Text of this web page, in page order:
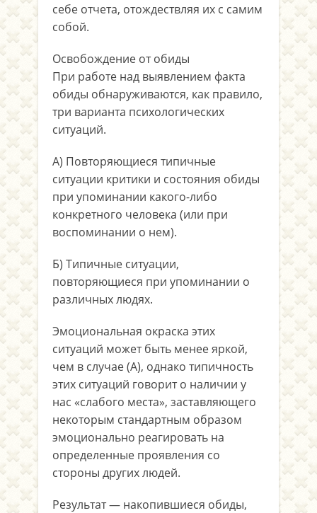
себе отчета, отождествляя их с самим
собой.
Освобождение от обиды
При работе над выявлением факта
обиды обнаруживаются, как правило,
три варианта психологических
ситуаций.
A) Повторяющиеся типичные
ситуации критики и состояния обиды
при упоминании какого-либо
конкретного человека (или при
воспоминании о нем).
Б) Типичные ситуации,
повторяющиеся при упоминании о
различных людях.
Эмоциональная окраска этих
ситуаций может быть менее яркой,
чем в случае (А), однако типичность
этих ситуаций говорит о наличии у
нас «слабого места», заставляющего
некоторым стандартным образом
эмоционально реагировать на
определенные проявления со
стороны других людей.
Результат — накопившиеся обиды,